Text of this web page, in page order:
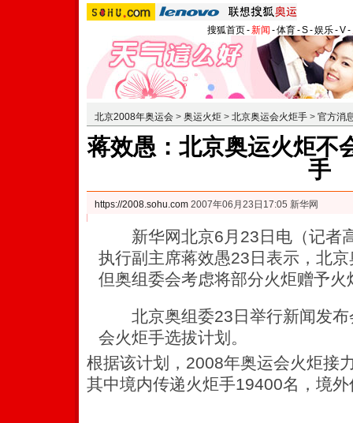
搜狐首页-新闻 -体育-S-娱乐-V-
北京2008年奥运会 > 奥运火炬 > 北京奥运会火炬手 > 官方消
蒋效愚：北京奥运火炬不
手
https://2008.sohu.com 2007年06月23日17:05 新华网
新华网北京6月23日电（记者
执行副主席蒋效愚23日表示，北
但奥组委会考虑将部分火炬赠予火
北京奥组委23日举行新闻发布
会火炬手选拔计划。
根据该计划，2008年奥运会火炬接
其中境内传递火炬手19400名，境